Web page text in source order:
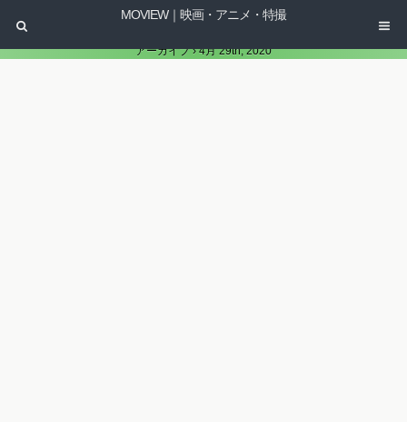
MOVIEW｜映画・アニメ・特撮
アーカイブ › 4月 29th, 2020